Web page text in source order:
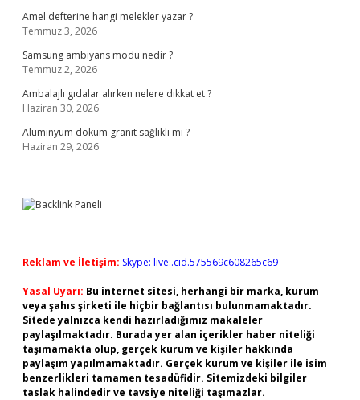
Amel defterine hangi melekler yazar ?
Temmuz 3, 2026
Samsung ambiyans modu nedir ?
Temmuz 2, 2026
Ambalajlı gıdalar alırken nelere dikkat et ?
Haziran 30, 2026
Alüminyum döküm granit sağlıklı mı ?
Haziran 29, 2026
Reklam ve İletişim: Skype: live:.cid.575569c608265c69
Yasal Uyarı: Bu internet sitesi, herhangi bir marka, kurum
veya şahıs şirketi ile hiçbir bağlantısı bulunmamaktadır.
Sitede yalnızca kendi hazırladığımız makaleler
paylaşılmaktadır. Burada yer alan içerikler haber niteliği
taşımamakta olup, gerçek kurum ve kişiler hakkında
paylaşım yapılmamaktadır. Gerçek kurum ve kişiler ile isim
benzerlikleri tamamen tesadüfidir. Sitemizdeki bilgiler
taslak halindedir ve tavsiye niteliği taşımazlar.